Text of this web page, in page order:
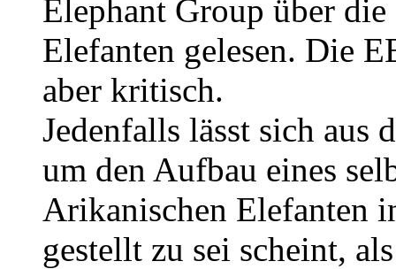
Elephant Group über
Elefanten gelesen. Die
aber kritisch.
Jedenfalls lässt sich aus
um den Aufbau eines
Arikanischen Elefanten
gestellt zu sei scheint,